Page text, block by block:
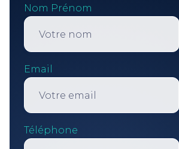
Nom Prénom
Email
Téléphone